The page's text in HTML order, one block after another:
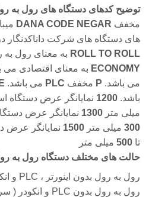
توضیح کدهای دستگاه های رول به
مخفف DANA CODE NEGAR
های دستگاه های شرکت داناکدنگار
ROLL TO ROLLبه معنای رول به
ECONOMYبه معنای اقتصادی می
می باشد. Pمخفف PLCمی باشد. E
باشد. 1200نمایانگر عرض دستگاه
میلی متر 1300نمایانگر عرض
300میلی متر 1500نمایانگر عرض
تا 500میلی متر
حالت های مختلف دستگاه رول به